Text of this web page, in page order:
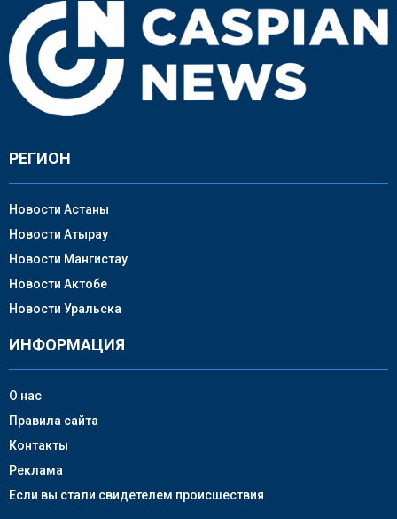
РЕГИОН
Новости Астаны
Новости Атырау
Новости Мангистау
Новости Актобе
Новости Уральска
ИНФОРМАЦИЯ
О нас
Правила сайта
Контакты
Реклама
Если вы стали свидетелем происшествия